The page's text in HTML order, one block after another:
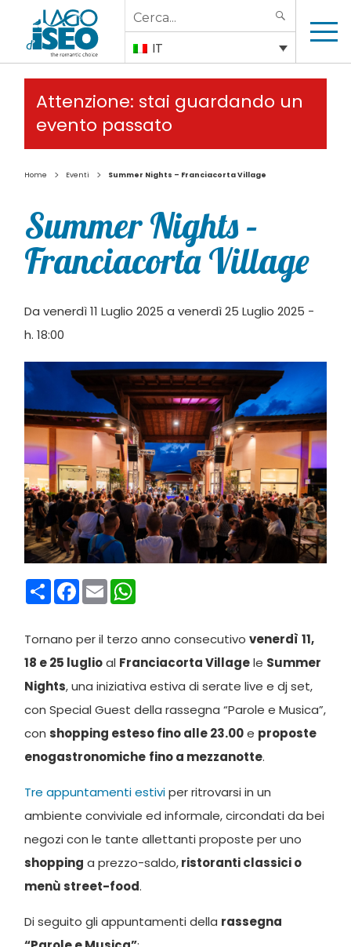
Search
for:
IT
Attenzione: stai guardando un
evento passato
Home > Eventi > Summer Nights – Franciacorta Village
Summer Nights –
Franciacorta Village
Da venerdì 11 Luglio 2025 a venerdì 25 Luglio 2025 -
h. 18:00
CondividiFacebook
Email
Tornano per il terzo anno consecutivovenerdì 11,
18 e 25 luglioal Franciacorta Villagele Summer
Nights, una iniziativa estiva di serate live e dj set,
con Special Guest della rassegna “Parole e Musica”,
conshopping esteso fino alle 23.00e proposte
enogastronomiche fino a mezzanotte.
Tre appuntamenti estiviper ritrovarsi in un
ambiente conviviale ed informale, circondati da bei
negozi con le tante allettanti proposte per uno
shopping a prezzo-saldo,ristoranti classici o
menù street-food.
Di seguito gli appuntamenti della rassegna